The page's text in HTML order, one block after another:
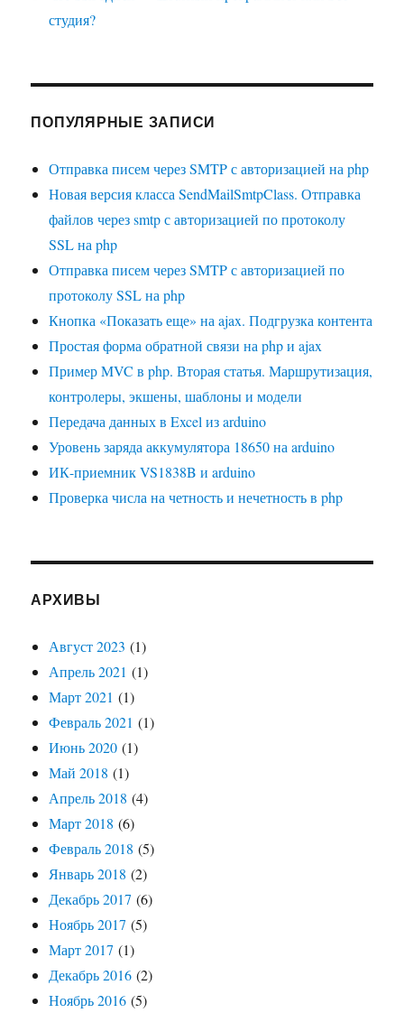
студия?
ПОПУЛЯРНЫЕ ЗАПИСИ
Отправка писем через SMTP с авторизацией на php
Новая версия класса SendMailSmtpClass. Отправка
файлов через smtp с авторизацией по протоколу
SSL на php
Отправка писем через SMTP с авторизацией по
протоколу SSL на php
Кнопка «Показать еще» на ajax. Подгрузка контента
Простая форма обратной связи на php и ajax
Пример MVC в php. Вторая статья. Маршрутизация,
контролеры, экшены, шаблоны и модели
Передача данных в Excel из arduino
Уровень заряда аккумулятора 18650 на arduino
ИК-приемник VS1838B и arduino
Проверка числа на четность и нечетность в php
АРХИВЫ
Август 2023 (1)
Апрель 2021 (1)
Март 2021 (1)
Февраль 2021 (1)
Июнь 2020 (1)
Май 2018 (1)
Апрель 2018 (4)
Март 2018 (6)
Февраль 2018 (5)
Январь 2018 (2)
Декабрь 2017 (6)
Ноябрь 2017 (5)
Март 2017 (1)
Декабрь 2016 (2)
Ноябрь 2016 (5)